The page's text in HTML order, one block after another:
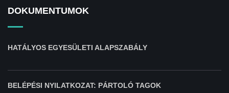
DOKUMENTUMOK
HATÁLYOS EGYESÜLETI ALAPSZABÁLY
BELÉPÉSI NYILATKOZAT: PÁRTOLÓ TAGOK